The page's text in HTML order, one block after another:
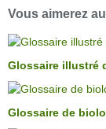
Vous aimerez
Glossaire illustré
Glossaire de